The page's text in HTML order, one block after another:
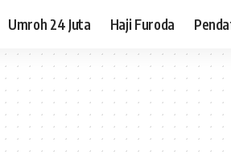
Umroh 24 Juta Haji Furoda